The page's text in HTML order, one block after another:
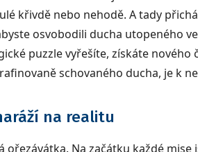
křivdě nebo nehodě. A tady
osvobodili ducha utopeného
puzzle vyřešíte, získáte
schovaného ducha, je k
na realitu
ořezávátka. Na začátku každé